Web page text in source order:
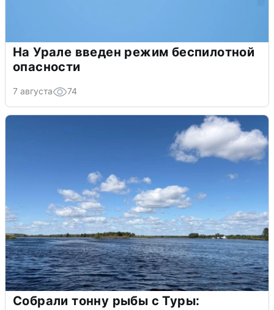
На Урале введен режим беспилотной
опасности
7 августа 74
Собрали тонну рыбы с Туры: